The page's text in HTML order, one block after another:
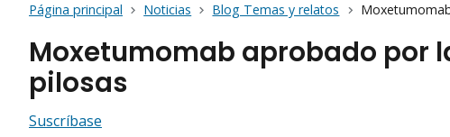
Página principal Noticias Blog Temas y relatos
Moxetumomab aprobado por
pilosas
Suscríbase